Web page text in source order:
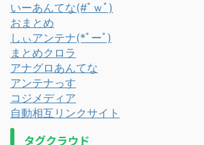
いーあんてな(#ﾟｗﾟ)
おまとめ
しぃアンテナ(*ﾟーﾟ)
まとめクロラ
アナグロあんてな
アンテナっす
コジメディア
自動相互リンクサイト
タグクラウド